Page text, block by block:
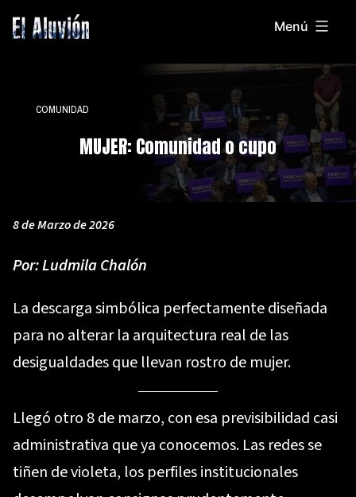
Saltar
El
Menú
COMUNIDAD
MUJER: Comunidad o cupo
8 de Marzo de 2026
Por:Ludmila Chalón
La descarga simbólica perfectamente diseñada
para no alterar la arquitectura real de las
desigualdades que llevan rostro de mujer.
Llegó otro 8 de marzo, con esa previsibilidad casi
administrativa que ya conocemos. Las redes se
tiñen de violeta, los perfiles institucionales